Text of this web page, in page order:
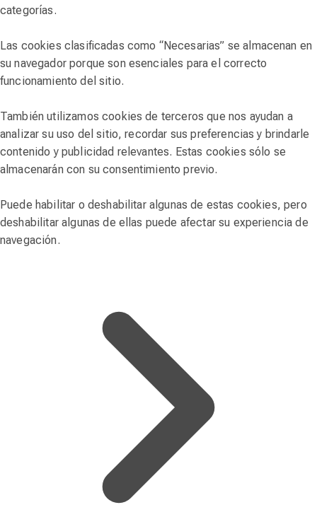
categorías.
Las cookies clasificadas como “Necesarias” se almacenan en
su navegador porque son esenciales para el correcto
funcionamiento del sitio.
También utilizamos cookies de terceros que nos ayudan a
analizar su uso del sitio, recordar sus preferencias y brindarle
contenido y publicidad relevantes. Estas cookies sólo se
almacenarán con su consentimiento previo.
Puede habilitar o deshabilitar algunas de estas cookies, pero
deshabilitar algunas de ellas puede afectar su experiencia de
navegación.